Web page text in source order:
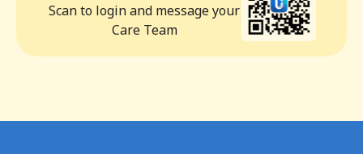
Scan to login and message your
Care Team